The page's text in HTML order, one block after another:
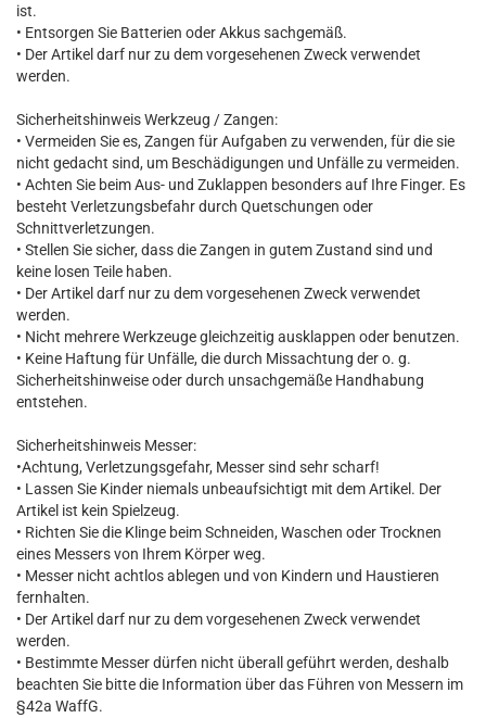
ist.
• Entsorgen Sie Batterien oder Akkus sachgemäß.
• Der Artikel darf nur zu dem vorgesehenen Zweck verwendet
werden.
Sicherheitshinweis Werkzeug / Zangen:
• Vermeiden Sie es, Zangen für Aufgaben zu verwenden, für die sie
nicht gedacht sind, um Beschädigungen und Unfälle zu vermeiden.
• Achten Sie beim Aus- und Zuklappen besonders auf Ihre Finger. Es
besteht Verletzungsbefahr durch Quetschungen oder
Schnittverletzungen.
• Stellen Sie sicher, dass die Zangen in gutem Zustand sind und
keine losen Teile haben.
• Der Artikel darf nur zu dem vorgesehenen Zweck verwendet
werden.
• Nicht mehrere Werkzeuge gleichzeitig ausklappen oder benutzen.
• Keine Haftung für Unfälle, die durch Missachtung der o. g.
Sicherheitshinweise oder durch unsachgemäße Handhabung
entstehen.
Sicherheitshinweis Messer:
•Achtung, Verletzungsgefahr, Messer sind sehr scharf!
• Lassen Sie Kinder niemals unbeaufsichtigt mit dem Artikel. Der
Artikel ist kein Spielzeug.
• Richten Sie die Klinge beim Schneiden, Waschen oder Trocknen
eines Messers von Ihrem Körper weg.
• Messer nicht achtlos ablegen und von Kindern und Haustieren
fernhalten.
• Der Artikel darf nur zu dem vorgesehenen Zweck verwendet
werden.
• Bestimmte Messer dürfen nicht überall geführt werden, deshalb
beachten Sie bitte die Information über das Führen von Messern im
§42a WaffG.